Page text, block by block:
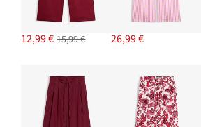
12,99 € 15,99 € 26,99 €